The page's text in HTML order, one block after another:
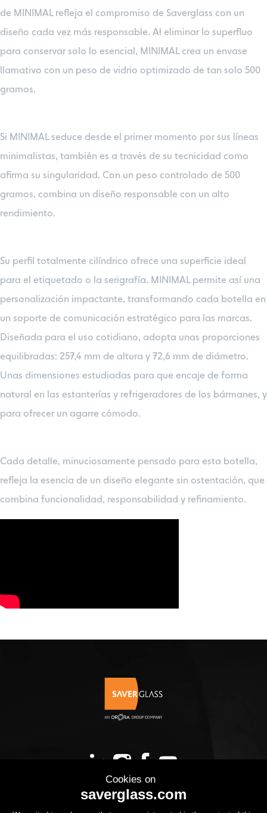
de MINIMAL refleja el compromiso de Saverglass con un
diseño cada vez más responsable. Al eliminar lo superfluo
para conservar solo lo esencial, MINIMAL crea un envase
llamativo con un peso de vidrio optimizado de tan solo 500
gramos.
Si MINIMAL seduce desde el primer momento por sus líneas
minimalistas, también es a través de su tecnicidad como
afirma su singularidad. Con un peso controlado de 500
gramos, combina un diseño responsable con un alto
rendimiento.
Su perfil totalmente cilíndrico ofrece una superficie ideal
para el etiquetado o la serigrafía. MINIMAL permite así una
personalización impactante, transformando cada botella en
un soporte de comunicación estratégico para las marcas.
Diseñada para el uso cotidiano, adopta unas proporciones
equilibradas: 257,4 mm de altura y 72,6 mm de diámetro.
Unas dimensiones estudiadas para que encaje de forma
natural en las estanterías y refrigeradores de los bármanes, y
para ofrecer un agarre cómodo.
Cada detalle, minuciosamente pensado para esta botella,
refleja la esencia de un diseño elegante sin ostentación, que
combina funcionalidad, responsabilidad y refinamiento.